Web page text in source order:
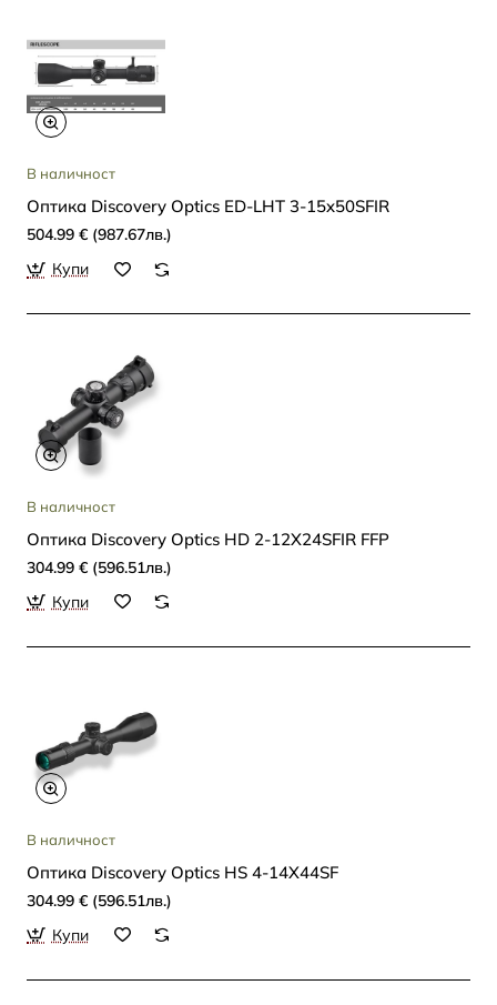
В наличност
Oптика Discovery Optics ED-LHT 3-15x50SFIR
504.99 € (987.67лв.)
Купи
В наличност
Oптика Discovery Optics HD 2-12X24SFIR FFP
304.99 € (596.51лв.)
Купи
В наличност
Oптика Discovery Optics HS 4-14X44SF
304.99 € (596.51лв.)
Купи